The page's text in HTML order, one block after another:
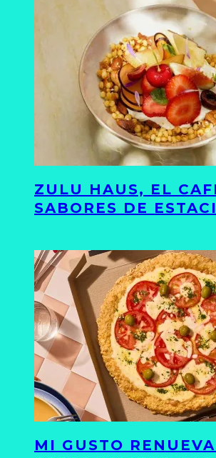
ZULU HAUS, EL
SABORES DE
MI GUSTO